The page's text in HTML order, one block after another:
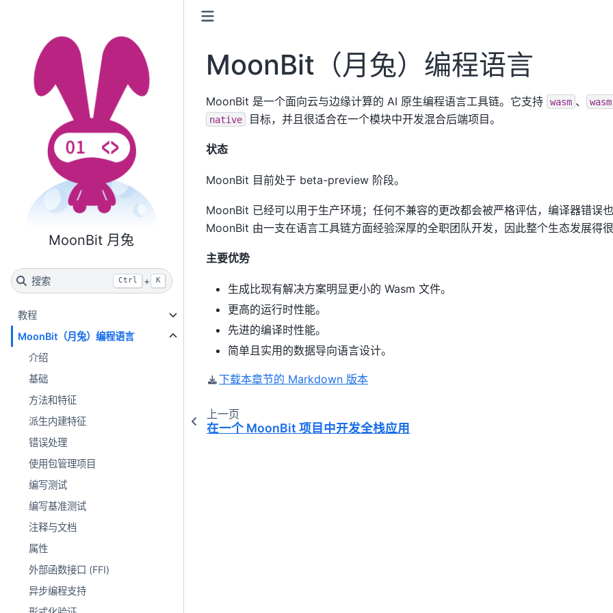
MoonBit 月兔
搜索 Ctrl + K
教程
MoonBit（月兔）编程语言
介绍
基础
方法和特征
派生内建特征
错误处理
使用包管理项目
编写测试
编写基准测试
注释与文档
属性
外部函数接口 (FFI)
异步编程支持
MoonBit（月兔）编程语言
MoonBit 是一个面向云与边缘计算的 AI 原生编程语言工具链。它支持 wasm 、
native 目标，并且很适合在一个模块中开发混合后端项目。
状态
MoonBit 目前处于 beta-preview 阶段。
MoonBit 已经可以用于生产环境；任何不兼容的更改都会被严格评估，编译器错误也
MoonBit 由一支在语言工具链方面经验深厚的全职团队开发，因此整个生态发展得很
主要优势
生成比现有解决方案明显更小的 Wasm 文件。
更高的运行时性能。
先进的编译时性能。
简单且实用的数据导向语言设计。
下载本章节的 Markdown 版本
上一页
在一个 MoonBit 项目中开发全栈应用